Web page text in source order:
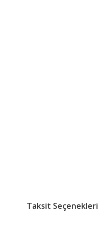
Taksit Seçenekleri